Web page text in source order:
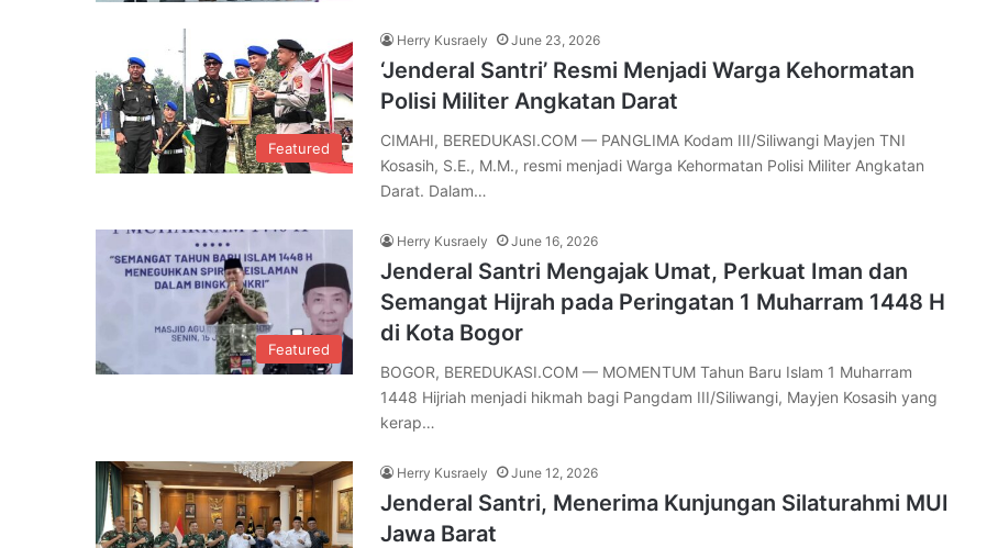
Featured
Herry Kusraely June 23, 2026
‘Jenderal Santri’ Resmi Menjadi Warga Kehormatan
Polisi Militer Angkatan Darat
CIMAHI, BEREDUKASI.COM — PANGLIMA Kodam III/Siliwangi Mayjen TNI
Kosasih, S.E., M.M., resmi menjadi Warga Kehormatan Polisi Militer Angkatan
Darat. Dalam…
Featured
Herry Kusraely June 16, 2026
Jenderal Santri Mengajak Umat, Perkuat Iman dan
Semangat Hijrah pada Peringatan 1 Muharram 1448 H
di Kota Bogor
BOGOR, BEREDUKASI.COM — MOMENTUM Tahun Baru Islam 1 Muharram
1448 Hijriah menjadi hikmah bagi Pangdam III/Siliwangi, Mayjen Kosasih yang
kerap…
Herry Kusraely June 12, 2026
Jenderal Santri, Menerima Kunjungan Silaturahmi MUI
Jawa Barat